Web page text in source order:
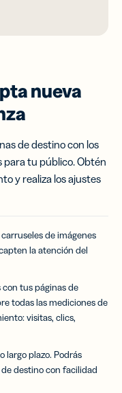
nueva
de destino con los
para tu público. Obtén
y realiza los ajustes
de imágenes
la atención del
tus páginas de
todas las mediciones de
visitas, clics,
largo plazo. Podrás
destino con facilidad